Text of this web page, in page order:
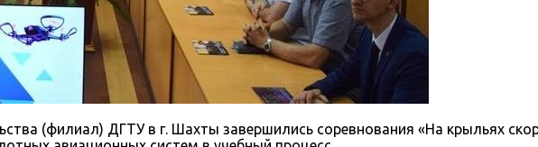
(филиал) ДГТУ в г. Шахты завершились соревнования «На крыльях